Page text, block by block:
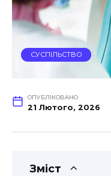
СУСПІЛЬСТВО
ОПУБЛІКОВАНО
21 Лютого, 2026
Зміст